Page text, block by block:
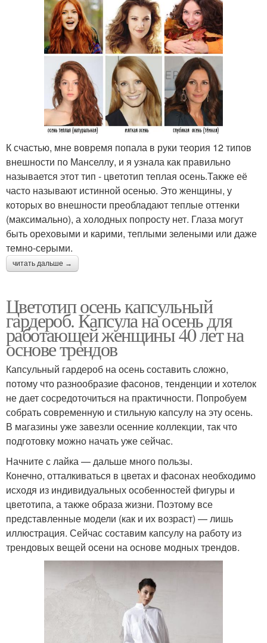
К счастью, мне вовремя попала в руки теория 12 типов
внешности по Манселлу, и я узнала как правильно
называется этот тип - цветотип теплая осень.Также её
часто называют истинной осенью. Это женщины, у
которых во внешности преобладают теплые оттенки
(максимально), а холодных попросту нет. Глаза могут
быть ореховыми и карими, теплыми зелеными или даже
темно-серыми.
читать дальше →
Цветотип осень капсульный
гардероб. Капсула на осень для
работающей женщины 40 лет на
основе трендов
Капсульный гардероб на осень составить сложно,
потому что разнообразие фасонов, тенденции и хотелок
не дает сосредоточиться на практичности. Попробуем
собрать современную и стильную капсулу на эту осень.
В магазины уже завезли осенние коллекции, так что
подготовку можно начать уже сейчас.
Начните с лайка — дальше много пользы.
Конечно, отталкиваться в цветах и фасонах необходимо
исходя из индивидуальных особенностей фигуры и
цветотипа, а также образа жизни. Поэтому все
представленные модели (как и их возраст) — лишь
иллюстрация. Сейчас составим капсулу на работу из
трендовых вещей осени на основе модных трендов.